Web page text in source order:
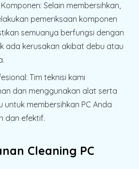
: Selain membersihkan,
pemeriksaan komponen
semuanya berfungsi dengan
ada kerusakan akibat debu atau
: Tim teknisi kami
dan menggunakan alat serta
untuk membersihkan PC Anda
dan efektif.
Cleaning PC